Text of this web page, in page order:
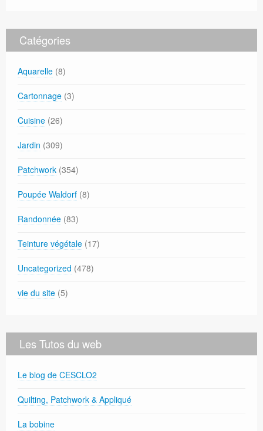
Catégories
Aquarelle (8)
Cartonnage (3)
Cuisine (26)
Jardin (309)
Patchwork (354)
Poupée Waldorf (8)
Randonnée (83)
Teinture végétale (17)
Uncategorized (478)
vie du site (5)
Les Tutos du web
Le blog de CESCLO2
Quilting, Patchwork & Appliqué
La bobine